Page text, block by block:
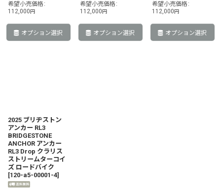
希望小売価格 :
112,000 円
オプション選択
希望小売価格 :
112,000 円
オプション選択
希望小売価格 :
112,000 円
オプション選択
2025 ブリヂストン
アンカー RL3
BRIDGESTONE
ANCHOR アンカー
RL3 Drop クラリス
ストリームターコイ
ズ ロードバイク
[120-a5-00001-4]